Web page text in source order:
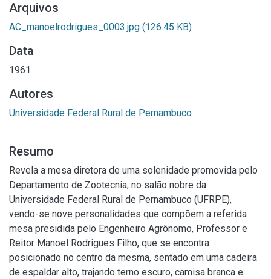
Arquivos
AC_manoelrodrigues_0003.jpg (126.45 KB)
Data
1961
Autores
Universidade Federal Rural de Pernambuco
Resumo
Revela a mesa diretora de uma solenidade promovida pelo
Departamento de Zootecnia, no salão nobre da
Universidade Federal Rural de Pernambuco (UFRPE),
vendo-se nove personalidades que compõem a referida
mesa presidida pelo Engenheiro Agrônomo, Professor e
Reitor Manoel Rodrigues Filho, que se encontra
posicionado no centro da mesma, sentado em uma cadeira
de espaldar alto, trajando terno escuro, camisa branca e